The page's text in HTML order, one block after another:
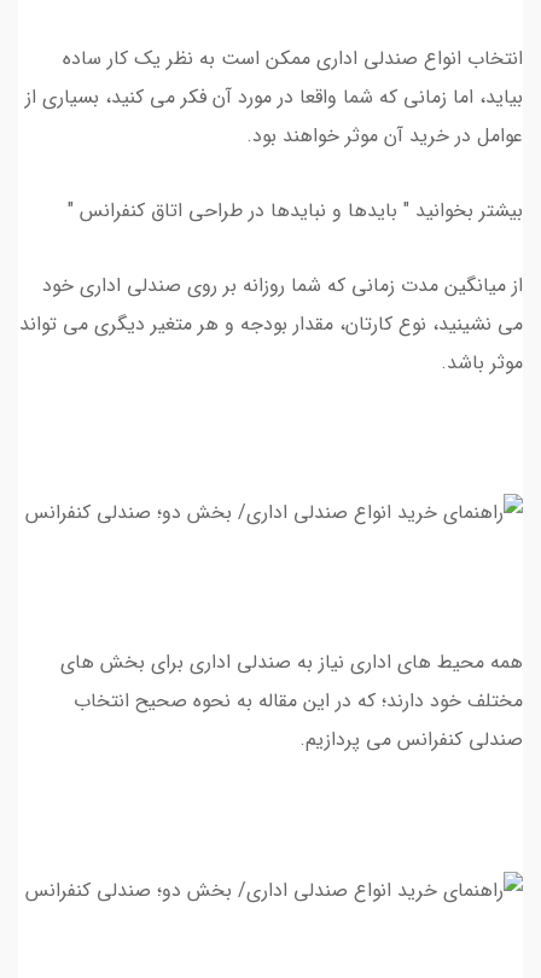
انتخاب انواع صندلی اداری ممکن است به نظر یک کار ساده
بیاید، اما زمانی که شما واقعا در مورد آن فکر می کنید، بسیاری از
عوامل در خرید آن موثر خواهند بود.
بیشتر بخوانید " بایدها و نبایدها در طراحی اتاق کنفرانس "
از میانگین مدت زمانی که شما روزانه بر روی صندلی اداری خود
می نشینید، نوع کارتان، مقدار بودجه و هر متغیر دیگری می تواند
موثر باشد.
همه محیط های اداری نیاز به صندلی اداری برای بخش های
مختلف خود دارند؛ که در این مقاله به نحوه صحیح انتخاب
صندلی کنفرانس می پردازیم.